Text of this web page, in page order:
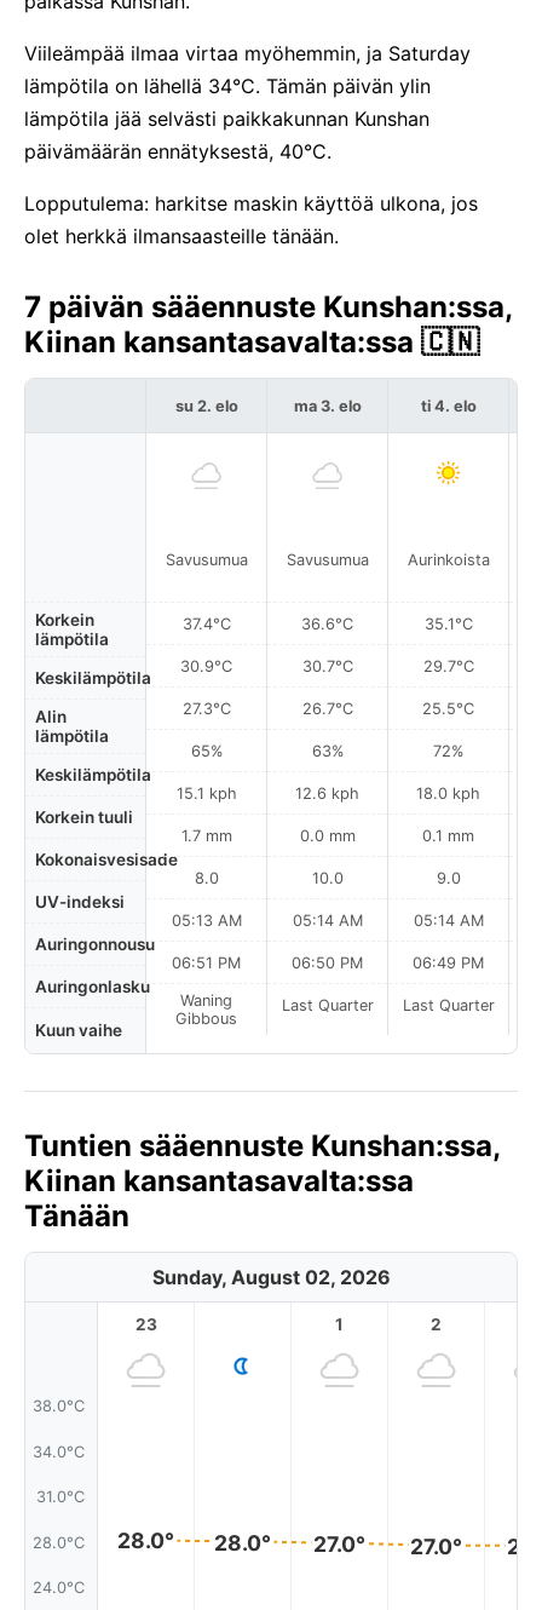
Viileämpää ilmaa virtaa myöhemmin, ja Saturday
lämpötila on lähellä 34°C. Tämän päivän ylin
lämpötila jää selvästi paikkakunnan Kunshan
päivämäärän ennätyksestä, 40°C.
Lopputulema: harkitse maskin käyttöä ulkona, jos
olet herkkä ilmansaasteille tänään.
7 päivän sääennuste Kunshan:ssa,
Kiinan kansantasavalta:ssa 🇨🇳
Korkein
lämpötila
Keskilämpötila
Alin
lämpötila
Keskilämpötila
Korkein tuuli
Kokonaisvesisade
UV-indeksi
Auringonnousu
Auringonlasku
Kuun vaihe
su 2. elo
Savusumua
37.4°C
30.9°C
27.3°C
65%
15.1 kph
1.7 mm
8.0
05:13 AM
06:51 PM
Waning
Gibbous
ma 3. elo
Savusumua
36.6°C
30.7°C
26.7°C
63%
12.6 kph
0.0 mm
10.0
05:14 AM
06:50 PM
Last Quarter
ti 4. elo
Aurinkoista
35.1°C
29.7°C
25.5°C
72%
18.0 kph
0.1 mm
9.0
05:14 AM
06:49 PM
Last Quarter
Tuntien sääennuste Kunshan:ssa,
Kiinan kansantasavalta:ssa
Tänään
Sunday, August 02, 2026
38.0°C
34.0°C
31.0°C
28.0°C
24.0°C
23
28.0° 28.0°
1
27.0°
2
27.0°